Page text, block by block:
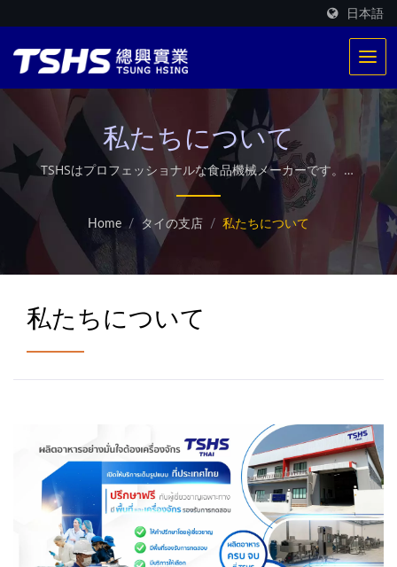
日本語
私たちについて
TSHSはプロフェッショナルな食品機械メーカーです。独
自の特許取得済み加熱システムを持っています。世界中で
500以上の揚げ物生産を提供しています。また、カスタマ
イズされた産業用マイクロ波乾燥機も提供しています。
Home / タイの支店 / 私たちについて
私たちについて